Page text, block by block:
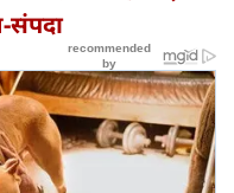
संपदा